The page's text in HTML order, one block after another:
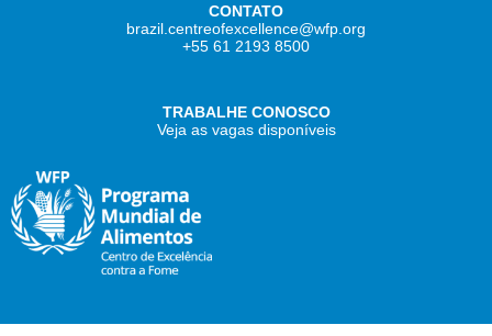
CONTATO
brazil.centreofexcellence@wfp.org
+55 61 2193 8500
TRABALHE CONOSCO
Veja as vagas disponíveis